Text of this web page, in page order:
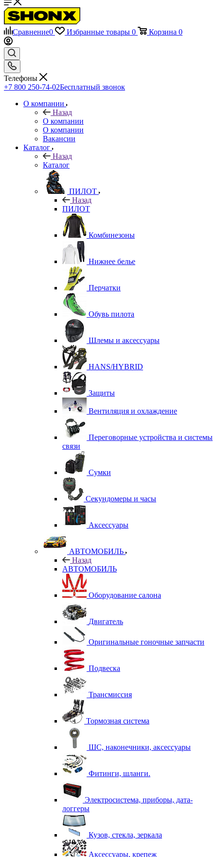
Сравнение0 Избранные товары 0 Корзина 0
Телефоны
+7 800 250-74-02Бесплатный звонок
О компании
Назад
О компании
О компании
Вакансии
Каталог
Назад
Каталог
ПИЛОТ
Назад
ПИЛОТ
Комбинезоны
Нижнее белье
Перчатки
Обувь пилота
Шлемы и аксессуары
HANS/HYBRID
Защиты
Вентиляция и охлаждение
Переговорные устройства и системы
связи
Сумки
Секундомеры и часы
Аксессуары
АВТОМОБИЛЬ
Назад
АВТОМОБИЛЬ
Оборудование салона
Двигатель
Оригинальные гоночные запчасти
Подвеска
Трансмиссия
Тормозная система
ШС, наконечники, аксессуары
Фитинги, шланги.
Электросистема, приборы, дата-
логгеры
Кузов, стекла, зеркала
Аксессуары, крепеж